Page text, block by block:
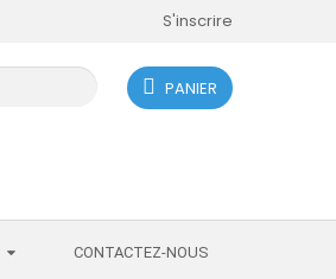
S'inscrire
PANIER
CONTACTEZ-NOUS